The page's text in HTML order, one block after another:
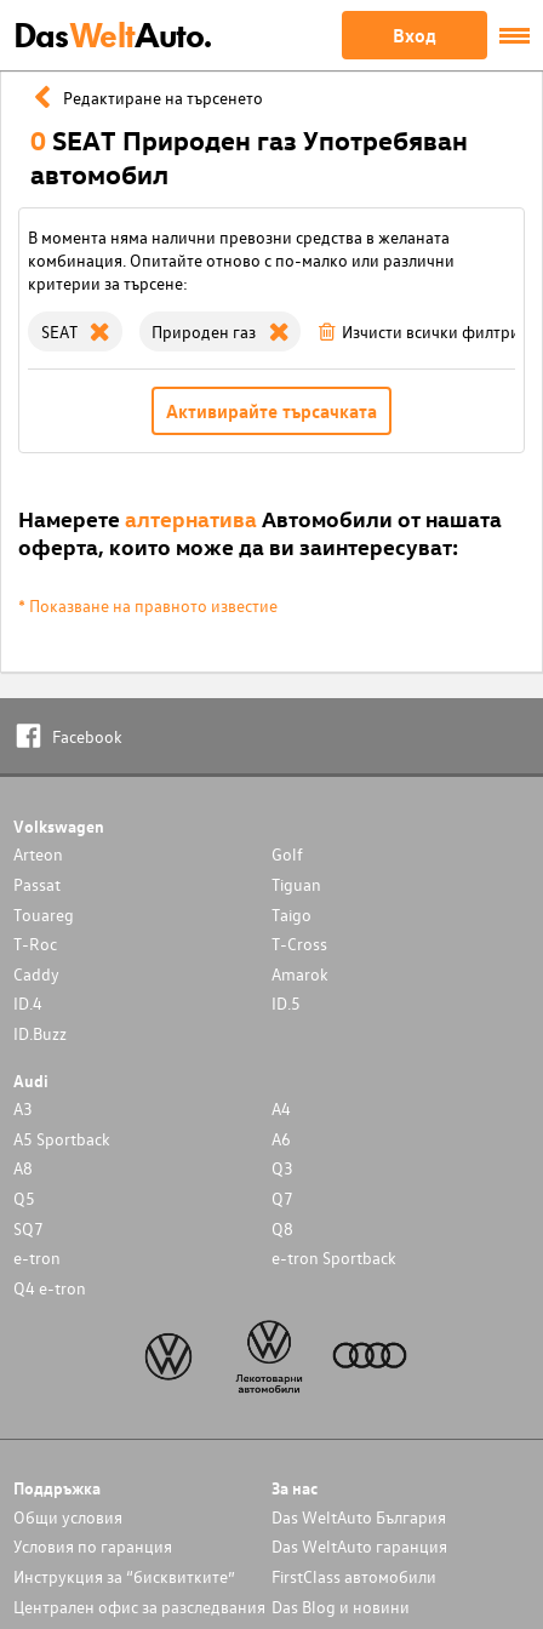
DasWeltAuto. Вход
Редактиране на търсенето
0 SEAT Природен газ Употребяван
автомобил
В момента няма налични превозни средства в желаната
комбинация. Опитайте отново с по-малко или различни
критерии за търсене:
SEAT Природен газ Изчисти всички филтри
Активирайте търсачката
Намерете алтернативаАвтомобили от нашата
оферта, които може да ви заинтересуват:
* Показване на правното известие
Facebook
Volkswagen
Arteon
Golf
Passat
Tiguan
Touareg
Taigo
T-Roc
T-Cross
Caddy
Amarok
ID.4
ID.5
ID.Buzz
Audi
A3
A4
A5 Sportback
A6
A8
Q3
Q5
Q7
SQ7
Q8
e-tron
e-tron Sportback
Q4 e-tron
Поддръжка
Общи условия
Условия по гаранция
Инструкция за “бисквитките”
Централен офис за разследвания
За нас
Das WeltAuto България
Das WeltAuto гаранция
FirstClass автомобили
Das Blog и новини